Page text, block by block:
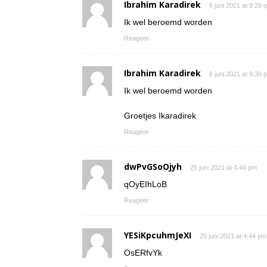
Ibrahim Karadirek 6 juni 2021 at 9:29
Ik wel beroemd worden
Reageer
Ibrahim Karadirek 6 juni 2021 at 9:30
Ik wel beroemd worden
Groetjes Ikaradirek
Reageer
dwPvGSoOjyh 25 juni 2021 at 4:44 pm
qOyEIhLoB
Reageer
YESiKpcuhmJeXI 25 juni 2021 at 4:44 pm
OsERfvYk